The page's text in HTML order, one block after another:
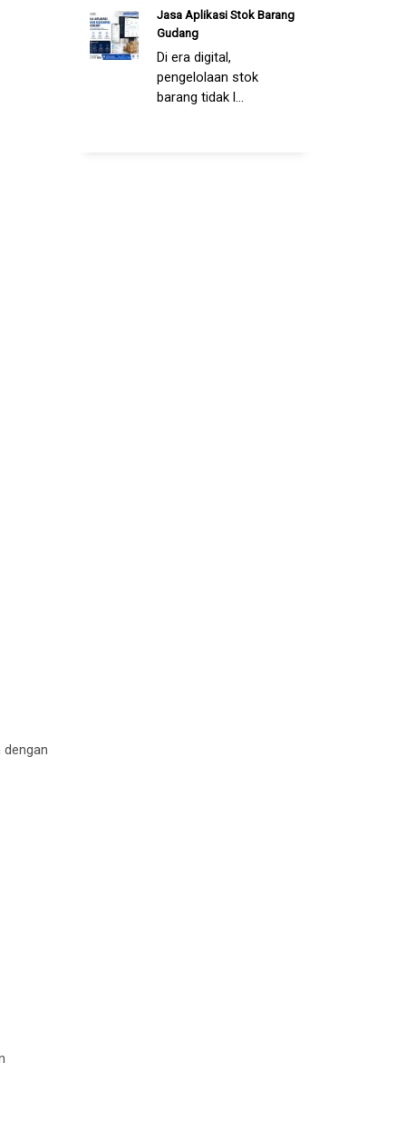
Jasa Aplikasi Stok Barang
Gudang
Di era digital,
pengelolaan stok
barang tidak l...